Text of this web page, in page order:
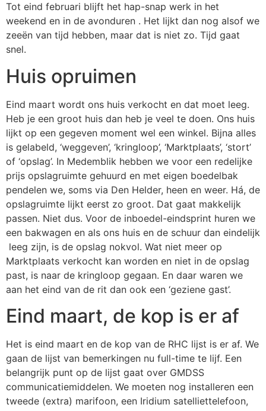
Tot eind februari blijft het hap-snap werk in het
weekend en in de avonduren . Het lijkt dan nog alsof we
zeeën van tijd hebben, maar dat is niet zo. Tijd gaat
snel.
Huis opruimen
Eind maart wordt ons huis verkocht en dat moet leeg.
Heb je een groot huis dan heb je veel te doen. Ons huis
lijkt op een gegeven moment wel een winkel. Bijna alles
is gelabeld, ‘weggeven’, ‘kringloop’, ‘Marktplaats’, ‘stort’
of ‘opslag’. In Medemblik hebben we voor een redelijke
prijs opslagruimte gehuurd en met eigen boedelbak
pendelen we, soms via Den Helder, heen en weer. Há, de
opslagruimte lijkt eerst zo groot. Dat gaat makkelijk
passen. Niet dus. Voor de inboedel-eindsprint huren we
een bakwagen en als ons huis en de schuur dan eindelijk
leeg zijn, is de opslag nokvol. Wat niet meer op
Marktplaats verkocht kan worden en niet in de opslag
past, is naar de kringloop gegaan. En daar waren we
aan het eind van de rit dan ook een ‘geziene gast’.
Eind maart, de kop is er af
Het is eind maart en de kop van de RHC lijst is er af. We
gaan de lijst van bemerkingen nu full-time te lijf. Een
belangrijk punt op de lijst gaat over GMDSS
communicatiemiddelen. We moeten nog installeren een
tweede (extra) marifoon, een Iridium satelliettelefoon,